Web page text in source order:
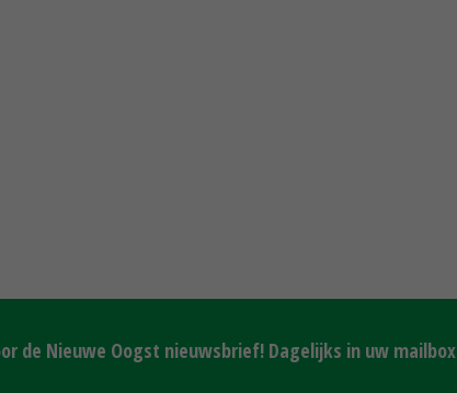
de Nieuwe Oogst nieuwsbrief! Dagelijks in uw mailbox